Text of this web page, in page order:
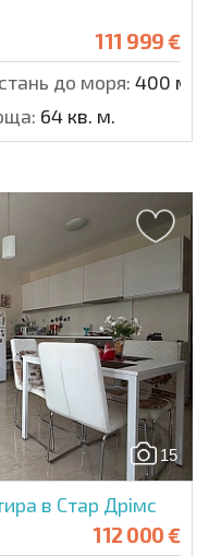
111 999 €
до моря: 400 м.
64 кв. м.
15
в Стар Дрімс
112 000 €